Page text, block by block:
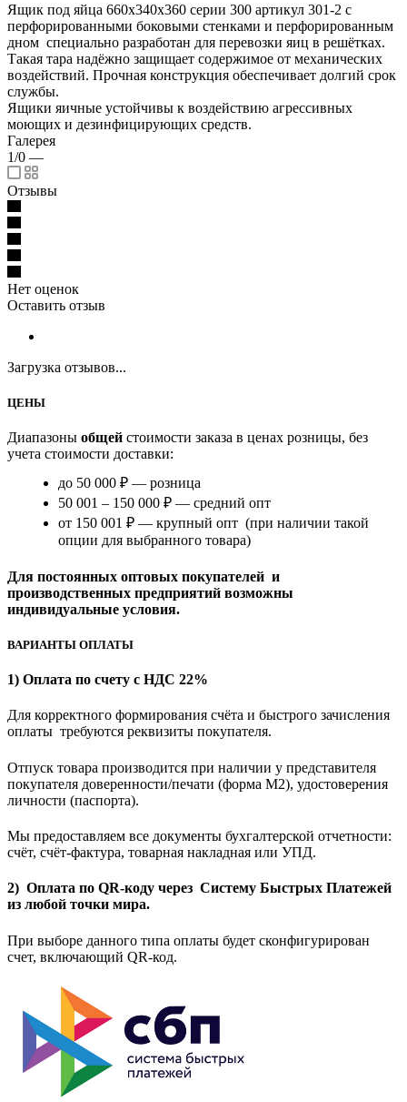
Ящик под яйца 660х340х360 серии 300 артикул 301-2 с
перфорированными боковыми стенками и перфорированным
дном специально разработан для перевозки яиц в решётках.
Такая тара надёжно защищает содержимое от механических
воздействий. Прочная конструкция обеспечивает долгий срок
службы.
Ящики яичные устойчивы к воздействию агрессивных
моющих и дезинфицирующих средств.
Галерея
1/0 —
Отзывы
Нет оценок
Оставить отзыв
Загрузка отзывов...
ЦЕНЫ
Диапазоны общей стоимости заказа в ценах розницы, без
учета стоимости доставки:
до 50 000 ₽ — розница
50 001 – 150 000 ₽ — средний опт
от 150 001 ₽ — крупный опт (при наличии такой
опции для выбранного товара)
Для постоянных оптовых покупателей и
производственных предприятий возможны
индивидуальные условия.
ВАРИАНТЫ ОПЛАТЫ
1) Оплата по счету с НДС 22%
Для корректного формирования счёта и быстрого зачисления
оплаты требуются реквизиты покупателя.
Отпуск товара производится при наличии у представителя
покупателя доверенности/печати (форма M2), удостоверения
личности (паспорта).
Мы предоставляем все документы бухгалтерской отчетности:
счёт, счёт-фактура, товарная накладная или УПД.
2) Оплата по QR-коду через Систему Быстрых Платежей
из любой точки мира.
При выборе данного типа оплаты будет сконфигурирован
счет, включающий QR-код.